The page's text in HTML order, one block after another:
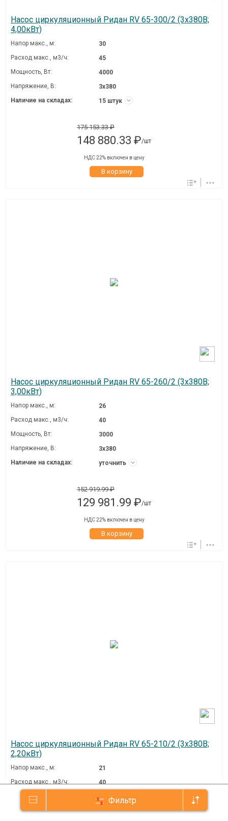
Фильтр
Насос циркуляционный Ридан RV 65-300/2 (3х380В;
4,00кВт)
Напор макс., м:
30
Расход макс., м3/ч:
45
Мощность, Вт:
4000
Напряжение, В:
3х380
Наличие на складах:
15 штук
175 153.33 ₽
148 880.33 ₽/шт
НДС 22% включен в цену
В корзину
Насос циркуляционный Ридан RV 65-260/2 (3х380В;
3,00кВт)
Напор макс., м:
26
Расход макс., м3/ч:
40
Мощность, Вт:
3000
Напряжение, В:
3х380
Наличие на складах:
уточнить
152 919.99 ₽
129 981.99 ₽/шт
НДС 22% включен в цену
В корзину
Насос циркуляционный Ридан RV 65-210/2 (3х380В;
2,20кВт)
Напор макс., м:
21
Расход макс., м3/ч:
40
Мощность, Вт:
2200
Напряжение, В:
3х380